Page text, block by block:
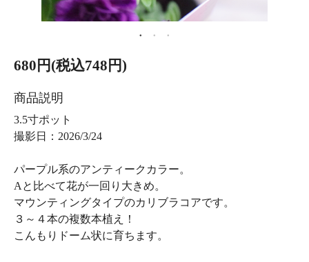
680円(税込748円)
商品説明
3.5寸ポット
撮影日：2026/3/24
パープル系のアンティークカラー。
Aと比べて花が一回り大きめ。
マウンティングタイプのカリブラコアです。
３～４本の複数本植え！
こんもりドーム状に育ちます。